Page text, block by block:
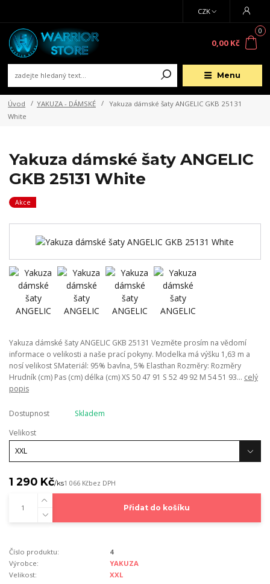
Menu
CZK
0
0,00 Kč
Úvod YAKUZA - DÁMSKÉ
Yakuza dámské šaty ANGELIC GKB 25131
White
Yakuza dámské šaty ANGELIC
GKB 25131 White
Akce
Yakuza dámské šaty ANGELIC GKB 25131 Vezměte prosím na vědomí
informace o velikosti a naše prací pokyny. Modelka má výšku 1,63 m a
nosí velikost SMateriál: 95% bavlna, 5% Elasthan Rozměry: Rozměry
Hrudník (cm) Pas (cm) délka (cm) XS 50 47 91 S 52 49 92 M 54 51 93... celý
popis
Dostupnost
Skladem
Velikost
1 290 Kč/ks1 066 Kčbez DPH
Přidat do košíku
Číslo produktu:
4
Výrobce:
YAKUZA
Velikost:
XXL